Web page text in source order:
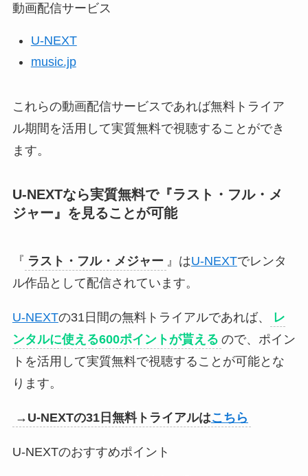
動画配信サービス
U-NEXT
music.jp
これらの動画配信サービスであれば無料トライア
ル期間を活用して実質無料で視聴することができ
ます。
U-NEXTなら実質無料で『ラスト・フル・メ
ジャー』 を見ることが可能
『 ラスト・フル・メジャー 』はU-NEXTでレンタ
ル作品として配信されています。
U-NEXTの31日間の無料トライアルであれば、
レ
ンタルに使える600ポイントが貰える ので、ポイン
トを活用して実質無料で視聴することが可能とな
ります。
→U-NEXTの31日無料トライアルはこちら
U-NEXTのおすすめポイント